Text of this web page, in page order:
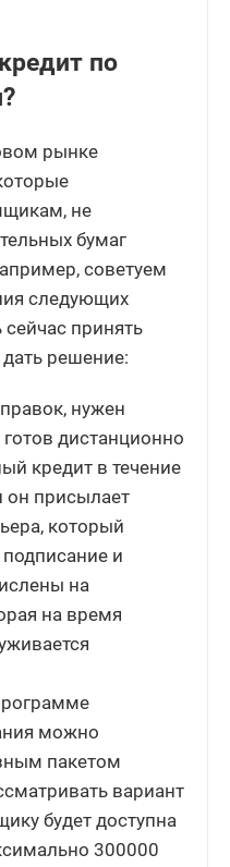
по
рынке
не
бумаг
советуем
следующих
принять
решение:
нужен
дистанционно
кредит в течение
он присылает
который
и
на
на время
можно
пакетом
вариант
будет доступна
300000